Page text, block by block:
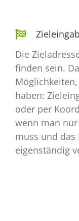
Die
finden sein.
haben:
oder per
wenn man
muss und das
eigenständig